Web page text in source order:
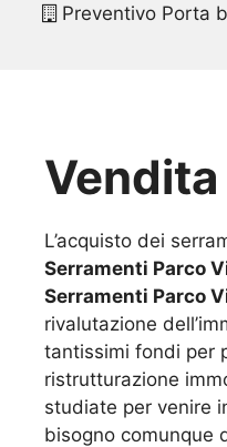
Preventivo Porta
L’acquisto dei
Serramenti Parco
Serramenti Parco
rivalutazione
tantissimi fondi per
ristrutturazione
studiate per venire
bisogno comunque